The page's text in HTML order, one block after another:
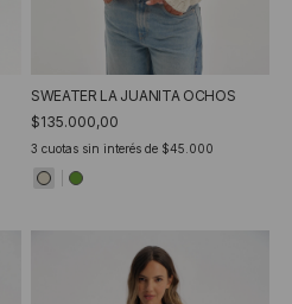
SWEATER LA JUANITA OCHOS
$135.000,00
3 cuotas sin interés de $45.000